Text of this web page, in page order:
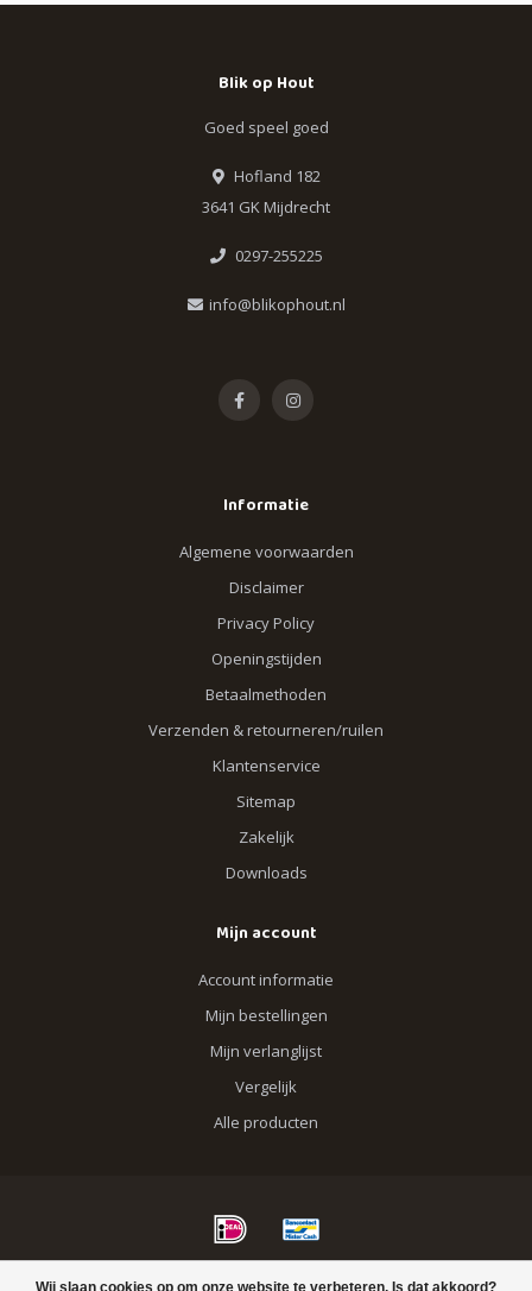
Wij slaan cookies op om onze website te verbeteren. Is dat akkoord?
Blik op Hout
Goed speel goed
Hofland 182
3641 GK Mijdrecht
0297-255225
info@blikophout.nl
Informatie
Algemene voorwaarden
Disclaimer
Privacy Policy
Openingstijden
Betaalmethoden
Verzenden & retourneren/ruilen
Klantenservice
Sitemap
Zakelijk
Downloads
Mijn account
Account informatie
Mijn bestellingen
Mijn verlanglijst
Vergelijk
Alle producten
© Copyright 2026 Blik op Hout